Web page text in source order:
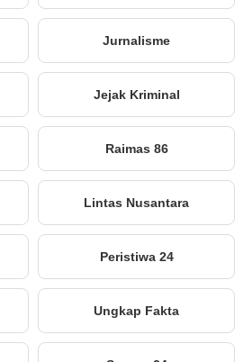
Jurnalisme
Jejak Kriminal
Raimas 86
Lintas Nusantara
Peristiwa 24
Ungkap Fakta